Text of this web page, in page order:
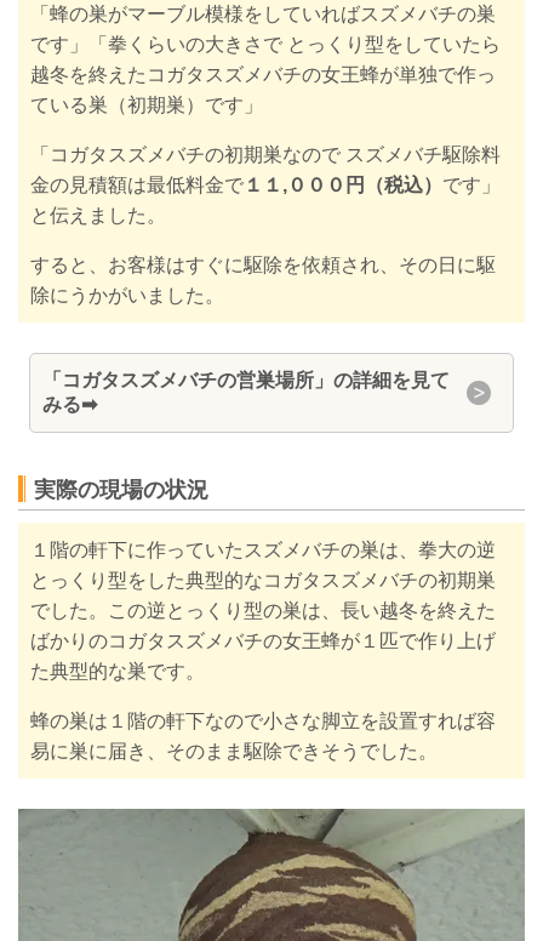
「蜂の巣がマーブル模様をしていればスズメバチの巣
です」「拳くらいの大きさで とっくり型をしていたら
越冬を終えたコガタスズメバチの女王蜂が単独で作っ
ている巣（初期巣）です」
「コガタスズメバチの初期巣なので スズメバチ駆除料
金の見積額は最低料金で １１,０００円（税込） です」
と伝えました。
すると、お客様はすぐに駆除を依頼され、その日に駆
除にうかがいました。
「コガタスズメバチの営巣場所」の詳細を見て
みる➡
実際の現場の状況
１階の軒下に作っていたスズメバチの巣は、拳大の逆
とっくり型をした典型的なコガタスズメバチの初期巣
でした。この逆とっくり型の巣は、長い越冬を終えた
ばかりのコガタスズメバチの女王蜂が１匹で作り上げ
た典型的な巣です。
蜂の巣は１階の軒下なので小さな脚立を設置すれば容
易に巣に届き、そのまま駆除できそうでした。